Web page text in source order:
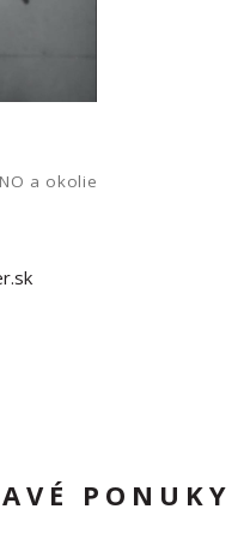
a okolie
PONUKY